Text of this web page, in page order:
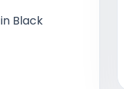
Black